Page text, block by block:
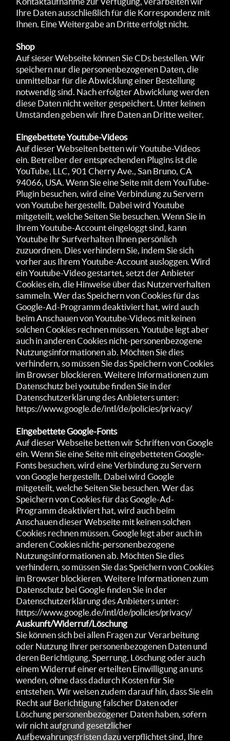
Ihre Daten ausschließlich für die Korrespondenz mit
Ihnen. Eine Weitergabe an Dritte erfolgt nicht.
Shop
Auf sieser Webseite können Sie CDs bestellen. Wir
speichern nur die personenbezogenen Daten, die
unmittelbar für die Abwicklung einer Bestellung
notwendig sind. Nach erfolgter Abwicklung werden
diese Daten nicht weiter gespeichert. Unter keinen
Umständen geben wir Ihre Daten an Dritte weiter.
Eingebettete Youtube-Videos
Auf dieser Webseiten betten wir Youtube-Videos
ein. Betreiber der entsprechenden Plugins ist die
YouTube, LLC, 901 Cherry Ave., San Bruno, CA
94066, USA. Wenn Sie eine Seite mit dem YouTube-
Plugin besuchen, wird eine Verbindung zu Servern
von Youtube hergestellt. Dabei wird Youtube
mitgeteilt, welche Seiten Sie besuchen. Wenn Sie in
Ihrem Youtube-Account eingeloggt sind, kann
Youtube Ihr Surfverhalten Ihnen persönlich
zuzuordnen. Dies verhindern Sie, indem Sie sich
vorher aus Ihrem Youtube-Account ausloggen. Wird
ein Youtube-Video gestartet, setzt der Anbieter
Cookies ein, die Hinweise über das Nutzerverhalten
sammeln. Wer das Speichern von Cookies für das
Google-Ad-Programm deaktiviert hat, wird auch
beim Anschauen von Youtube-Videos mit keinen
solchen Cookies rechnen müssen. Youtube legt aber
auch in anderen Cookies nicht-personenbezogene
Nutzungsinformationen ab. Möchten Sie dies
verhindern, so müssen Sie das Speichern von Cookies
im Browser blockieren. Weitere Informationen zum
Datenschutz bei youtube finden Sie in der
Datenschutzerklärung des Anbieters unter:
https://www.google.de/intl/de/policies/privacy/
Eingebettete Google-Fonts
Auf dieser Webseite betten wir Schriften von Google
ein. Wenn Sie eine Seite mit eingebetteten Google-
Fonts besuchen, wird eine Verbindung zu Servern
von Google hergestellt. Dabei wird Google
mitgeteilt, welche Seiten Sie besuchen. Wer das
Speichern von Cookies für das Google-Ad-
Programm deaktiviert hat, wird auch beim
Anschauen dieser Webseite mit keinen solchen
Cookies rechnen müssen. Google legt aber auch in
anderen Cookies nicht-personenbezogene
Nutzungsinformationen ab. Möchten Sie dies
verhindern, so müssen Sie das Speichern von Cookies
im Browser blockieren. Weitere Informationen zum
Datenschutz bei Google finden Sie in der
Datenschutzerklärung des Anbieters unter:
https://www.google.de/intl/de/policies/privacy/
Auskunft/Widerruf/Löschung
Sie können sich bei allen Fragen zur Verarbeitung
oder Nutzung Ihrer personenbezogenen Daten und
deren Berichtigung, Sperrung, Löschung oder auch
einem Widerruf einer erteilten Einwilligung an uns
wenden, ohne dass dadurch Kosten für Sie
entstehen. Wir weisen zudem darauf hin, dass Sie ein
Recht auf Berichtigung falscher Daten oder
Löschung personenbezogener Daten haben, sofern
wir nicht aufgrund gesetzlicher
Aufbewahrungsfristen dazu verpflichtet sind, Ihre